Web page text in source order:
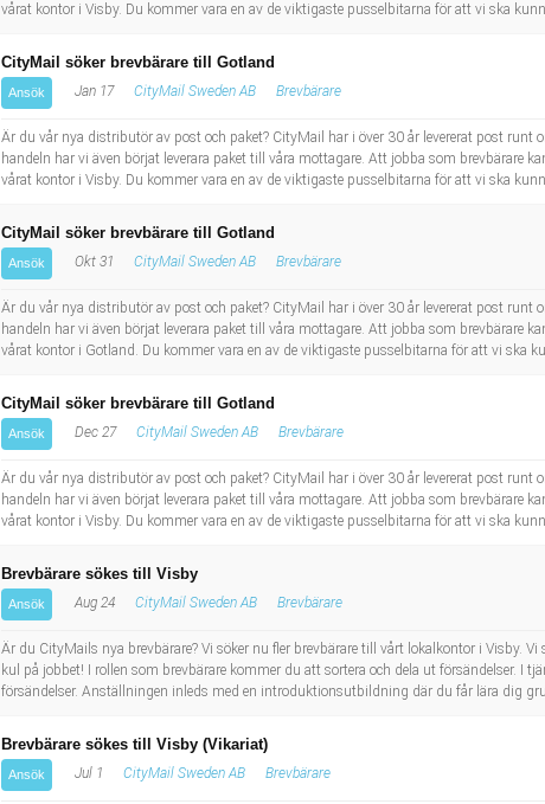
vårat kontor i Visby. Du kommer vara en av de viktigaste pusselbitarna för att vi ska
CityMail söker brevbärare till Gotland
Ansök Jan 17 CityMail Sweden AB Brevbärare
Är du vår nya distributör av post och paket? CityMail har i över 30 år levererat post
handeln har vi även börjat leverara paket till våra mottagare. Att jobba som brevbärare
vårat kontor i Visby. Du kommer vara en av de viktigaste pusselbitarna för att vi ska
CityMail söker brevbärare till Gotland
Ansök Okt 31 CityMail Sweden AB Brevbärare
Är du vår nya distributör av post och paket? CityMail har i över 30 år levererat post
handeln har vi även börjat leverara paket till våra mottagare. Att jobba som brevbärare
vårat kontor i Gotland. Du kommer vara en av de viktigaste pusselbitarna för att vi ska
CityMail söker brevbärare till Gotland
Ansök Dec 27 CityMail Sweden AB Brevbärare
Är du vår nya distributör av post och paket? CityMail har i över 30 år levererat post
handeln har vi även börjat leverara paket till våra mottagare. Att jobba som brevbärare
vårat kontor i Visby. Du kommer vara en av de viktigaste pusselbitarna för att vi ska
Brevbärare sökes till Visby
Ansök Aug 24 CityMail Sweden AB Brevbärare
Är du CityMails nya brevbärare? Vi söker nu fler brevbärare till vårt lokalkontor i Visby.
kul på jobbet! I rollen som brevbärare kommer du att sortera och dela ut försändelser. I
försändelser. Anställningen inleds med en introduktionsutbildning där du får lära dig
Brevbärare sökes till Visby (Vikariat)
Ansök Jul 1 CityMail Sweden AB Brevbärare